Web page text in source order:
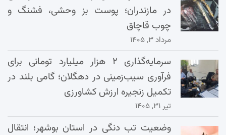
در مازندران؛ پوست بز وحشی، فشنگ و
چوب قاچاق
مرداد ۳, ۱۴۰۵
سرمایه‌گذاری ۲ هزار میلیارد تومانی برای
فرآوری سیب‌زمینی در دهگلان؛ گامی بلند در
تکمیل زنجیره ارزش کشاورزی
تیر ۳۱, ۱۴۰۵
وضعیت تب دنگی در استان بوشهر؛ انتقال